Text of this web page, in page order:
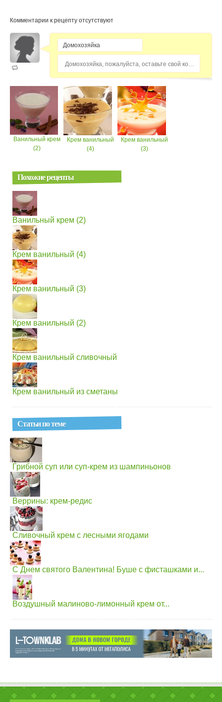
Комментарии к рецепту отсутствуют
Домохозяйка, пожалуйста, оставьте свой комментарий...
Ванильный крем
(2)
Крем ванильный
(4)
Крем ванильный
(3)
Похожие рецепты
Ванильный крем (2)
Крем ванильный (4)
Крем ванильный (3)
Крем ванильный (2)
Крем ванильный сливочный
Крем ванильный из сметаны
Статьи по теме
Грибной суп или суп-крем из шампиньонов
Веррины: крем-редис
Сливочный крем с лесными ягодами
С Днем святого Валентина! Буше с фисташками и...
Воздушный малиново-лимонный крем от...